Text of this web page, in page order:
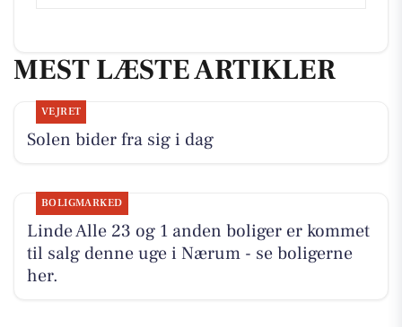
MEST LÆSTE ARTIKLER
VEJRET
Solen bider fra sig i dag
BOLIGMARKED
Linde Alle 23 og 1 anden boliger er kommet
til salg denne uge i Nærum - se boligerne
her.